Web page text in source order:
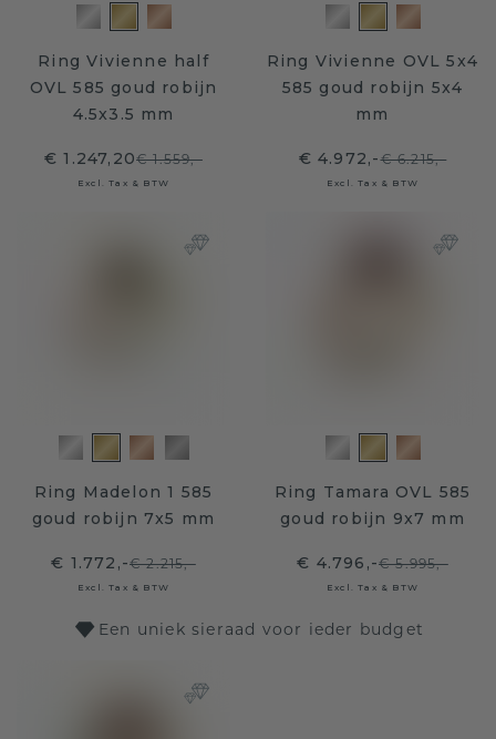
Ring Vivienne half
OVL 585 goud robijn
4.5x3.5 mm
€ 1.247,20€ 1.559,-
Excl. Tax & BTW
Ring Vivienne OVL 5x4
585 goud robijn 5x4
mm
€ 4.972,-€ 6.215,-
Excl. Tax & BTW
Ring Madelon 1 585
goud robijn 7x5 mm
€ 1.772,-€ 2.215,-
Excl. Tax & BTW
Ring Tamara OVL 585
goud robijn 9x7 mm
€ 4.796,-€ 5.995,-
Excl. Tax & BTW
Een uniek sieraad voor ieder budget